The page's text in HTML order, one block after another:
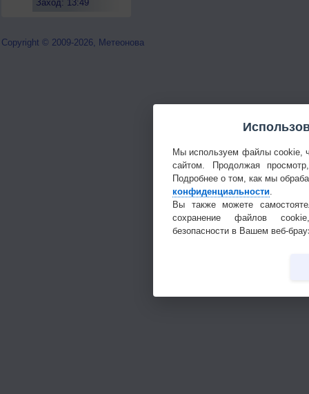
Заход: 13:49
Copyright © 2009-2026, Метеонова
Мы используем файлы cookie,
сайтом. Продолжая
Подробнее о том, как мы
конфиденциальности
Вы также можете
сохранение файлов
безопасности в Вашем веб-